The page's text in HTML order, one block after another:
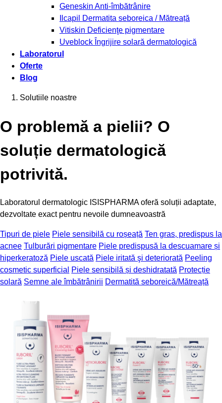
Geneskin Anti-îmbătrânire
Ilcapil
Dermatita seboreica / Mătreață
Vitiskin Deficienţe pigmentare
Uveblock Îngrijire solară dermatologică
Laboratorul
Oferte
Blog
Solutiile noastre
O problemă a pielii? O
soluție dermatologică
potrivită.
Laboratorul dermatologic ISISPHARMA oferă soluții adaptate,
dezvoltate exact pentru nevoile dumneavoastră
Tipuri de piele Piele sensibilă cu roșeață Ten gras, predispus la
acnee Tulburări pigmentare Piele predispusă la descuamare și
hiperkeratoză Piele uscată Piele iritată şi deteriorată Peeling
cosmetic superficial
Piele sensibilă și deshidratată Protecție
solară Semne ale îmbătrânirii Dermatită seboreică/Mătreață